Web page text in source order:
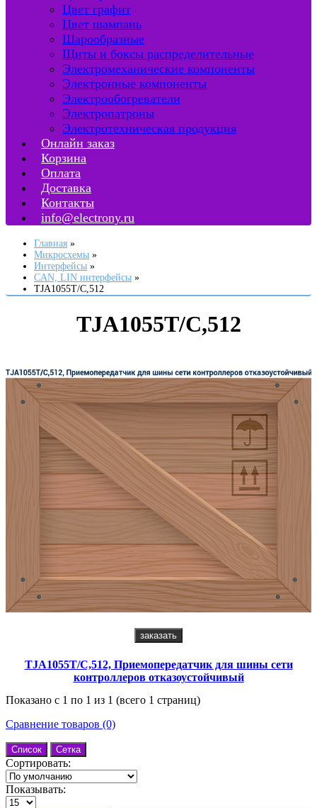
Цвет графит
Цвет шампань
Шарообразные
Щиты и боксы распределительные
Электромеханические компоненты
Электронные компоненты
Электрообогреватели
Электропатроны
Электротехническая продукция
Онлайн заказ
Корзина
Оплата
Доставка
Контакты
info@electrony.ru
Главная
Микросхемы
Интерфейсы
CAN, LIN интерфейсы
TJA1055T/C,512
TJA1055T/C,512
заказать
TJA1055T/C,512, Приемопередатчик для шины сети
контроллеров отказоустойчивый
Показано с 1 по 1 из 1 (всего 1 страниц)
Сравнение товаров (0)
Список Сетка
Сортировать:
Показывать: